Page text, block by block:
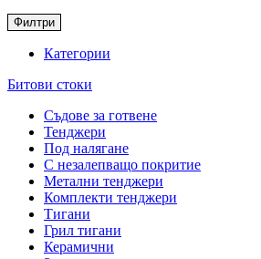
Филтри
Категории
Битови стоки
Съдове за готвене
Тенджери
Под налягане
С незалепващо покритие
Метални тенджери
Комплекти тенджери
Тигани
Грил тигани
Керамични